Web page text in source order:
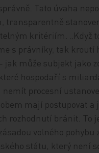
Tato úvaha
transparentně
kritériím. „Když
s právníky, tak kroutí
jak může subjekt jako
hospodaří s
nemít procesní
mají postupovat a
rozhodnutí bránit. To
volného pohybu
státu, který není